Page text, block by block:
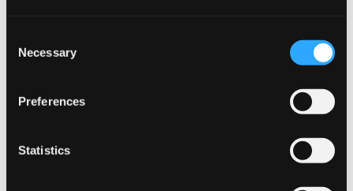
Selection
Necessary
Preferences
Statistics
Ltd, erfüllen diese Beutel höchste Qualitätsstandards. Das
innovative All-White-Format verhindert Verfärbungen und
perfekt portionierte Beutel, versiegelt für Frische und
Warum VELO Groovy Grape Mini
Get first access to fresh drops, hot deals, flavor
tips and and the latest Snusdaddy news.